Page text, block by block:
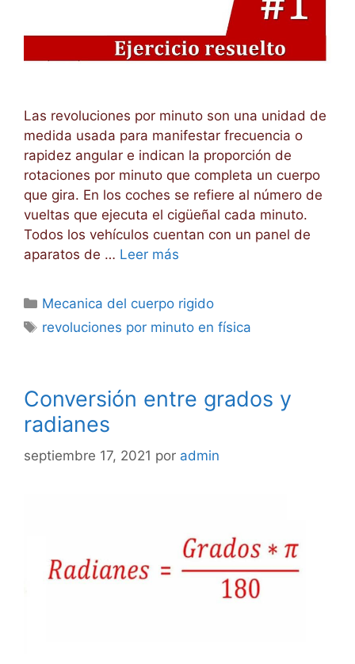
Las revoluciones por minuto son una unidad de
medida usada para manifestar frecuencia o
rapidez angular e indican la proporción de
rotaciones por minuto que completa un cuerpo
que gira. En los coches se refiere al número de
vueltas que ejecuta el cigüeñal cada minuto.
Todos los vehículos cuentan con un panel de
aparatos de … Leer más
Categorías
Mecanica del cuerpo rigido
Etiquetas
revoluciones por minuto en física
Conversión entre grados y
radianes
septiembre 17, 2021 por admin